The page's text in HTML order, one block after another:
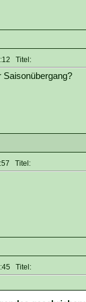
Titel:
Saisonübergang?
Titel:
Titel: